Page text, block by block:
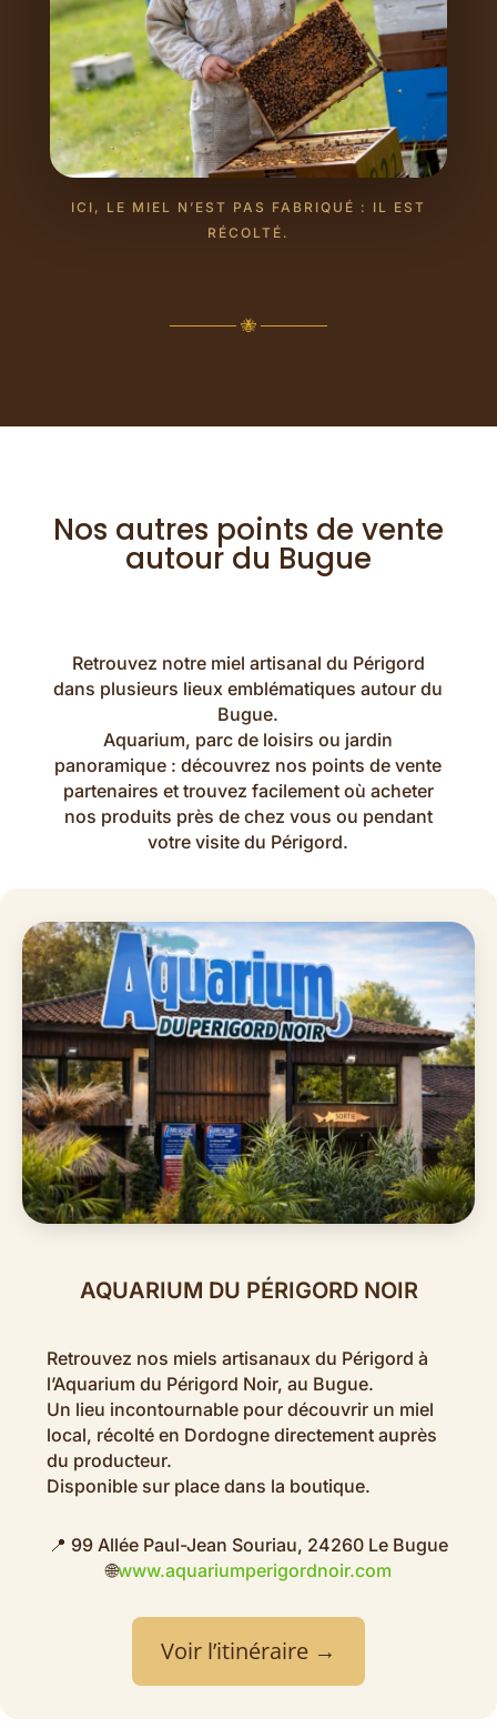
ICI, LE MIEL N’EST PAS FABRIQUÉ : IL EST
RÉCOLTÉ.
────── 🐝 ──────
Nos autres points de vente
autour du Bugue
Retrouvez notre miel artisanal du Périgord
dans plusieurs lieux emblématiques autour du
Bugue.
Aquarium, parc de loisirs ou jardin
panoramique : découvrez nos points de vente
partenaires et trouvez facilement où acheter
nos produits près de chez vous ou pendant
votre visite du Périgord.
AQUARIUM DU PÉRIGORD NOIR
Retrouvez nos miels artisanaux du Périgord à
l’Aquarium du Périgord Noir, au Bugue.
Un lieu incontournable pour découvrir un miel
local, récolté en Dordogne directement auprès
du producteur.
Disponible sur place dans la boutique.
📍 99 Allée Paul-Jean Souriau, 24260 Le Bugue
🌐www.aquariumperigordnoir.com
Voir l’itinéraire →